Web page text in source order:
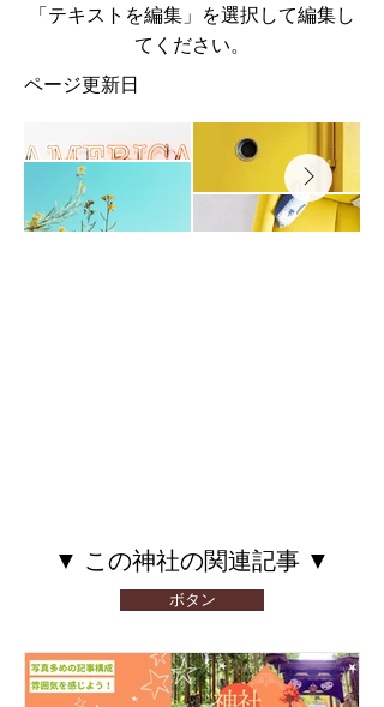
「テキストを編集」を選択して編集し
てください。
​ページ更新日
​▼ この神社の関連記事 ▼
ボタン